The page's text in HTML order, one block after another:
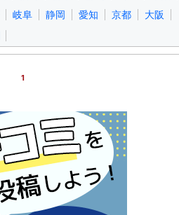
岐阜 静岡 愛知 京都
大阪
1